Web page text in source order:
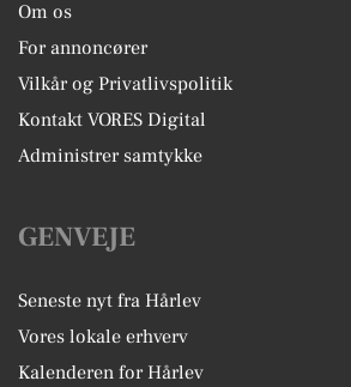
Om os
For annoncører
Vilkår og Privatlivspolitik
Kontakt VORES Digital
Administrer samtykke
GENVEJE
Seneste nyt fra Hårlev
Vores lokale erhverv
Kalenderen for Hårlev